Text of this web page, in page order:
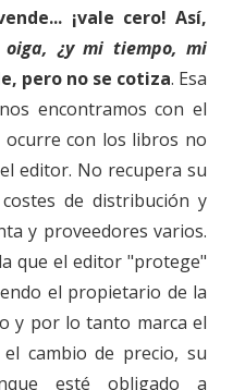
¡vale cero! Así,
oiga, ¿y mi tiempo, mi
pero no se cotiza. Esa
encontramos con el
ocurre con los libros no
editor. No recupera su
de distribución y
y proveedores varios.
que el editor "protege"
el propietario de la
y por lo tanto marca el
cambio de precio, su
esté obligado a